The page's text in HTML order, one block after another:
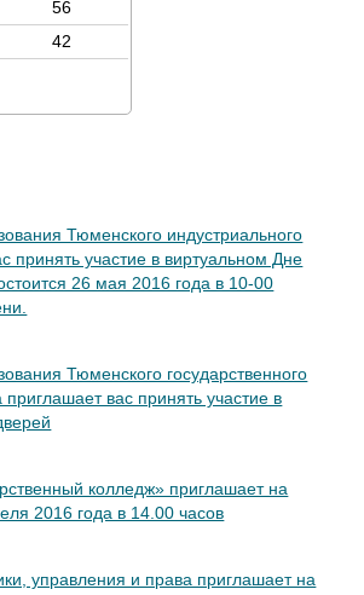
56
42
Тюменского индустриального
принять участие в виртуальном Дне
26 мая 2016 года в 10-00
Тюменского государственного
приглашает вас принять участие в
колледж» приглашает на
2016 года в 14.00 часов
управления и права приглашает на